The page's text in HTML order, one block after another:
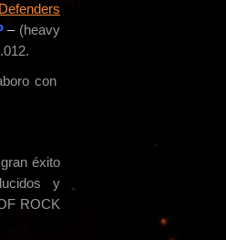
Defenders
– (heavy
con
éxito
y
ROCK